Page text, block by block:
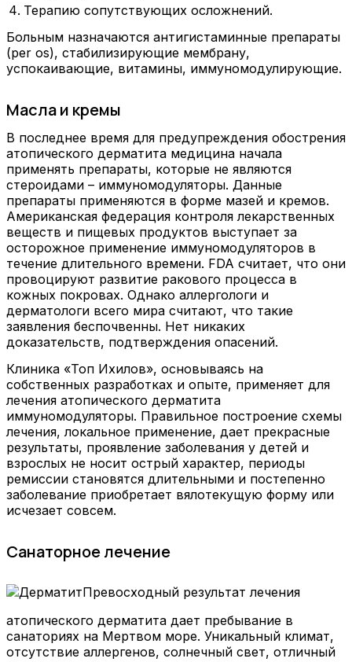
Терапию сопутствующих осложнений.
Больным назначаются антигистаминные препараты
(per os), стабилизирующие мембрану,
успокаивающие, витамины, иммуномодулирующие.
Масла и кремы
В последнее время для предупреждения обострения
атопического дерматита медицина начала
применять препараты, которые не являются
стероидами – иммуномодуляторы. Данные
препараты применяются в форме мазей и кремов.
Американская федерация контроля лекарственных
веществ и пищевых продуктов выступает за
осторожное применение иммуномодуляторов в
течение длительного времени. FDA считает, что они
провоцируют развитие ракового процесса в
кожных покровах. Однако аллергологи и
дерматологи всего мира считают, что такие
заявления беспочвенны. Нет никаких
доказательств, подтверждения опасений.
Клиника «Топ Ихилов», основываясь на
собственных разработках и опыте, применяет для
лечения атопического дерматита
иммуномодуляторы. Правильное построение схемы
лечения, локальное применение, дает прекрасные
результаты, проявление заболевания у детей и
взрослых не носит острый характер, периоды
ремиссии становятся длительными и постепенно
заболевание приобретает вялотекущую форму или
исчезает совсем.
Санаторное лечение
Превосходный результат лечения
атопического дерматита дает пребывание в
санаториях на Мертвом море. Уникальный климат,
отсутствие аллергенов, солнечный свет, отличный